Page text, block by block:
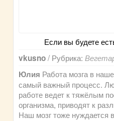
Если вы будете
vkusno/ Рубрика:
Юлия Работа мозга в
самый важный процесс.
работе ведет к тяжёлым
организма, приводят к
Наш мозг тоже нуждается